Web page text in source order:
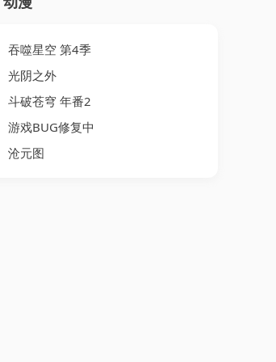
吞噬星空 第4季
光阴之外
斗破苍穹 年番2
游戏BUG修复中
沧元图